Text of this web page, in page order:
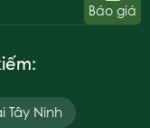
Tây Ninh
Báo giá